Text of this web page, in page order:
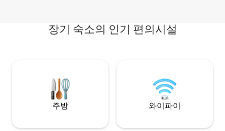
장기 숙소의 인기 편의시설
주방 와이파이